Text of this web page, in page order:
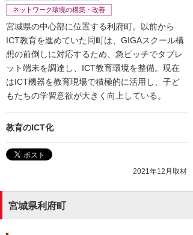
ネットワーク環境の構築・改善
宮城県の中心部に位置する利府町。以前から
ICT教育を進めていた同町は、GIGAスクール構
想の前倒しに対応するため、急ピッチでタブレ
ット端末を調達し、ICT教育環境を整備。現在
はICT機器を教育現場で積極的に活用し、子ど
もたちの学習意欲が大きく向上している。
教育のICT化
2021年12月取材
宮城県利府町